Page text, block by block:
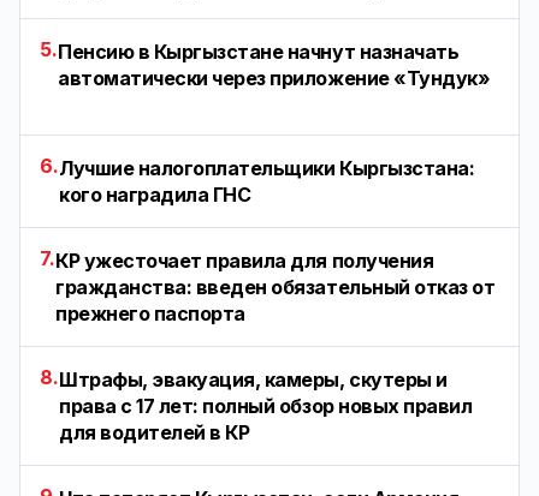
5.Пенсию в Кыргызстане начнут назначать
автоматически через приложение «Тундук»
6.Лучшие налогоплательщики Кыргызстана:
кого наградила ГНС
7.КР ужесточает правила для получения
гражданства: введен обязательный отказ от
прежнего паспорта
8.Штрафы, эвакуация, камеры, скутеры и
права с 17 лет: полный обзор новых правил
для водителей в КР